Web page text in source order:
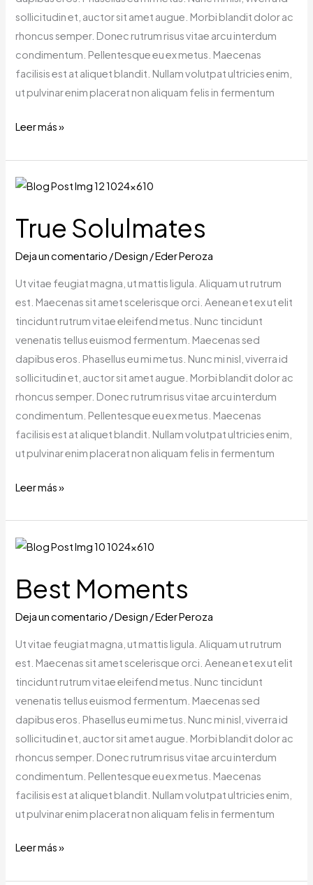
sollicitudin et, auctor sit amet augue. Morbi blandit dolor ac
rhoncus semper. Donec rutrum risus vitae arcu interdum
condimentum. Pellentesque eu ex metus. Maecenas
facilisis est at aliquet blandit. Nullam volutpat ultricies enim,
ut pulvinar enim placerat non aliquam felis in fermentum
in
return.
Leer más »
True Solulmates
Deja un comentario /Design /Eder Peroza
Ut vitae feugiat magna, ut mattis ligula. Aliquam ut rutrum
est. Maecenas sit amet scelerisque orci. Aenean et ex ut elit
tincidunt rutrum vitae eleifend metus. Nunc tincidunt
venenatis tellus euismod fermentum. Maecenas sed
dapibus eros. Phasellus eu mi metus. Nunc mi nisl, viverra id
sollicitudin et, auctor sit amet augue. Morbi blandit dolor ac
rhoncus semper. Donec rutrum risus vitae arcu interdum
condimentum. Pellentesque eu ex metus. Maecenas
facilisis est at aliquet blandit. Nullam volutpat ultricies enim,
ut pulvinar enim placerat non aliquam felis in fermentum
True
Leer más »
Best Moments
Deja un comentario /Design /Eder Peroza
Ut vitae feugiat magna, ut mattis ligula. Aliquam ut rutrum
est. Maecenas sit amet scelerisque orci. Aenean et ex ut elit
tincidunt rutrum vitae eleifend metus. Nunc tincidunt
venenatis tellus euismod fermentum. Maecenas sed
dapibus eros. Phasellus eu mi metus. Nunc mi nisl, viverra id
sollicitudin et, auctor sit amet augue. Morbi blandit dolor ac
rhoncus semper. Donec rutrum risus vitae arcu interdum
condimentum. Pellentesque eu ex metus. Maecenas
facilisis est at aliquet blandit. Nullam volutpat ultricies enim,
ut pulvinar enim placerat non aliquam felis in fermentum
Best
Leer más »